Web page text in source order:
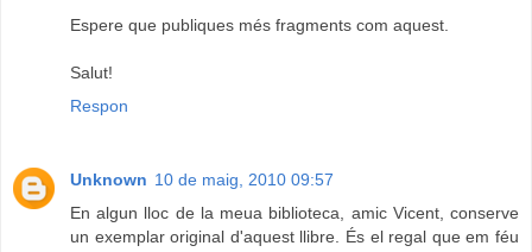
Espere que publiques més fragments com aquest.
Salut!
Respon
Unknown 10 de maig, 2010 09:57
En algun lloc de la meua biblioteca, amic Vicent, conserve
un exemplar original d'aquest llibre. És el regal que em féu